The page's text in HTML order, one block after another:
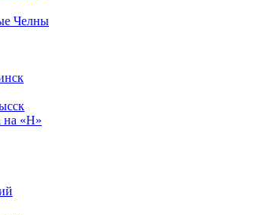
Челны
на «Н»